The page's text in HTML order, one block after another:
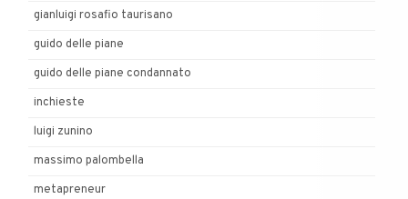
gianluigi rosafio taurisano
guido delle piane
guido delle piane condannato
inchieste
luigi zunino
massimo palombella
metapreneur